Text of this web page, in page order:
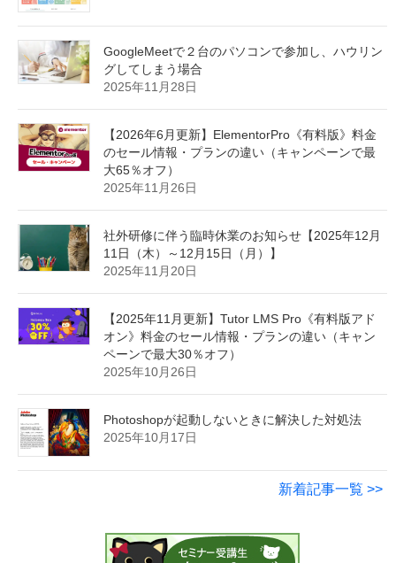
GoogleMeetで２台のパソコンで参加し、ハウリン
グしてしまう場合
2025年11月28日
【2026年6月更新】ElementorPro《有料版》料金
のセール情報・プランの違い（キャンペーンで最
大65％オフ）
2025年11月26日
社外研修に伴う臨時休業のお知らせ【2025年12月
11日（木）～12月15日（月）】
2025年11月20日
【2025年11月更新】Tutor LMS Pro《有料版アド
オン》料金のセール情報・プランの違い（キャン
ペーンで最大30％オフ）
2025年10月26日
Photoshopが起動しないときに解決した対処法
2025年10月17日
新着記事一覧 >>